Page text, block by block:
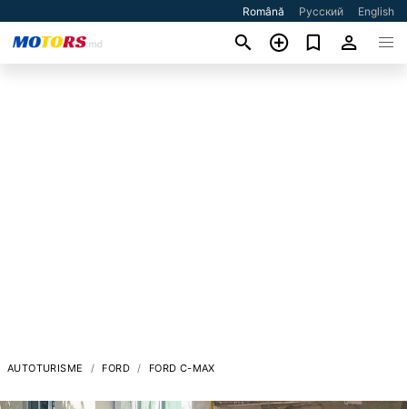
Română Русский English
AUTOTURISME FORD FORD C-MAX